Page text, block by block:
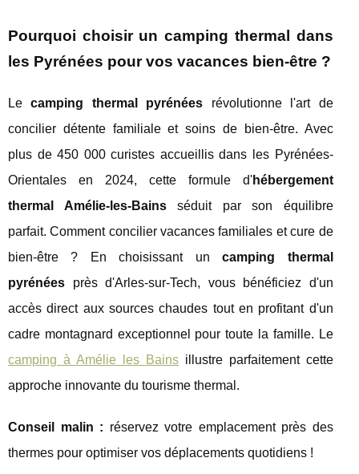
Pourquoi choisir un camping thermal dans
les Pyrénées pour vos vacances bien-être ?
Lecamping thermal pyrénées révolutionne l'art de
concilier détente familiale et soins de bien-être. Avec
plus de 450 000 curistes accueillis dans les Pyrénées-
Orientales en 2024, cette formule d'hébergement
thermal Amélie-les-Bainsséduit par son équilibre
parfait. Comment concilier vacances familiales et cure de
bien-être ? En choisissant uncamping thermal
pyrénées près d'Arles-sur-Tech, vous bénéficiez d'un
accès direct aux sources chaudes tout en profitant d'un
cadre montagnard exceptionnel pour toute la famille. Le
camping à Amélie les Bainsillustre parfaitement cette
approche innovante du tourisme thermal.
Conseil malin : réservez votre emplacement près des
thermes pour optimiser vos déplacements quotidiens !